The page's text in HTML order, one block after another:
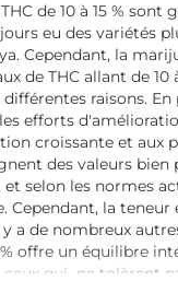
de 10 à 15 % sont
eu des variétés
Cependant, la
de THC allant de 10
raisons.
efforts
croissante et aux
des valeurs bien
et selon les normes
la teneur
a de nombreux
offre un équilibre
qui ne tolèrent